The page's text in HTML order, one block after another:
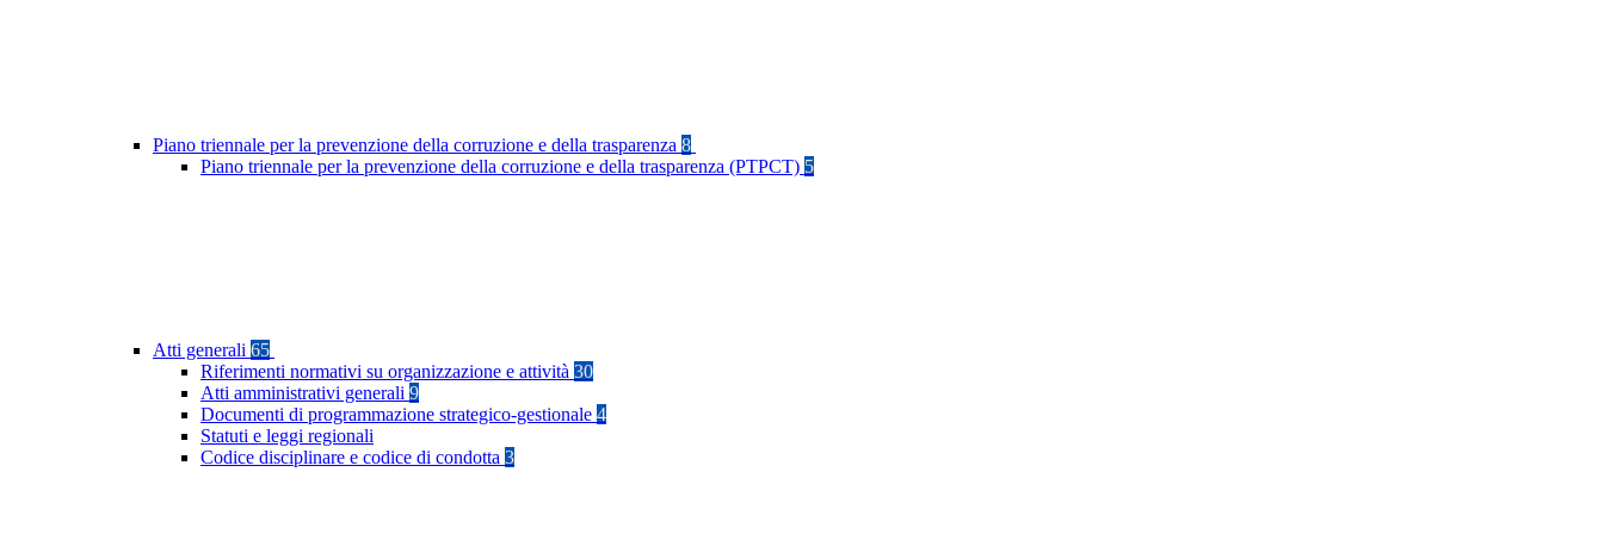
Piano triennale per la prevenzione della corruzione e della trasparenza 8
Piano triennale per la prevenzione della corruzione e della trasparenza (PTPCT) 5
Atti generali 65
Riferimenti normativi su organizzazione e attività 30
Atti amministrativi generali 9
Documenti di programmazione strategico-gestionale 4
Statuti e leggi regionali
Codice disciplinare e codice di condotta 3